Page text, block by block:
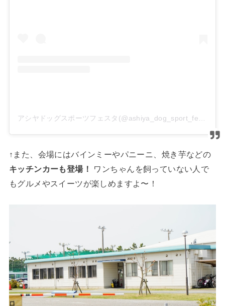
↑また、会場にはバインミーやパニーニ、焼き芋などの
キッチンカーも登場！
ワンちゃんを飼っていない人で
もグルメやスイーツが楽しめますよ〜！